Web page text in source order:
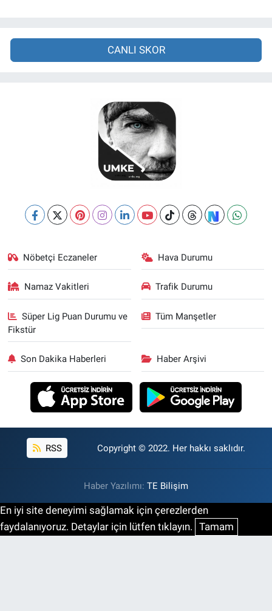
CANLI SKOR
Nöbetçi Eczaneler Hava Durumu
Namaz Vakitleri Trafik Durumu
Süper Lig Puan Durumu ve
Fikstür
Tüm Manşetler
Son Dakika Haberleri Haber Arşivi
RSS Copyright © 2022. Her hakkı saklıdır.
Haber Yazılımı: TE Bilişim
En iyi site deneyimi sağlamak için çerezlerden
faydalanıyoruz. Detaylar için lütfen tıklayın. Tamam